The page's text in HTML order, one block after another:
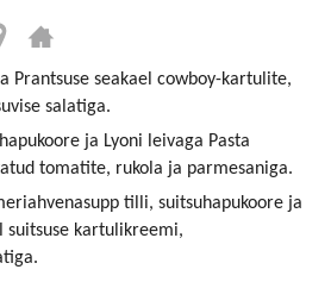
Prantsuse seakael cowboy-kartulite,
salatiga.
ja Lyoni leivaga Pasta
tomatite, rukola ja parmesaniga.
tilli, suitsuhapukoore ja
suitsuse kartulikreemi,